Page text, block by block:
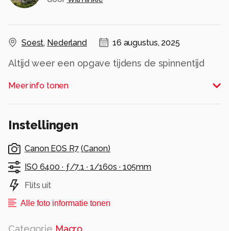
Soest, Nederland 16 augustus, 2025
Altijd weer een opgave tijdens de spinnentijd
wel door een web te gaan.
Meer info tonen
Instellingen
Canon EOS R7 (Canon)
ISO 6400 · ƒ/7.1 · 1/160s · 105mm
Flits uit
Alle foto informatie tonen